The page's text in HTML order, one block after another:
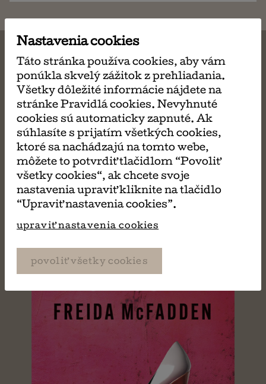
MÔŽE SA VÁM TIEŽ
PÁČIŤ
Nastavenia cookies
Táto stránka používa cookies, aby vám
ponúkla skvelý zážitok z prehliadania.
Všetky dôležité informácie nájdete na
stránke Pravidlá cookies. Nevyhnuté
cookies sú automaticky zapnuté. Ak
súhlasíte s prijatím všetkých cookies,
ktoré sa nachádzajú na tomto webe,
môžete to potvrdiť tlačidlom “Povoliť
všetky cookies“, ak chcete svoje
nastavenia upraviť kliknite na tlačidlo
“Upraviť nastavenia cookies”.
upraviť nastavenia cookies
povoliť všetky cookies